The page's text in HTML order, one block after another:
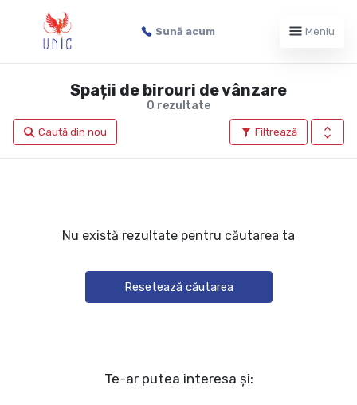
Sună acum Meniu
0 rezultate
Spații de birouri de vânzare
Filtrează
Caută din nou
Nu există rezultate pentru căutarea ta
Resetează căutarea
Te-ar putea interesa și: